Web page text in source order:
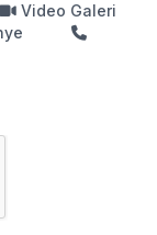
Video Galeri